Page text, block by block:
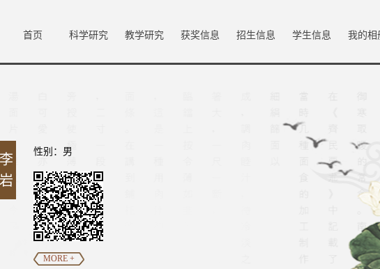
首页 科学研究 教学研究 获奖信息 招生信息 学生信息 我的相
性别：男
MORE +